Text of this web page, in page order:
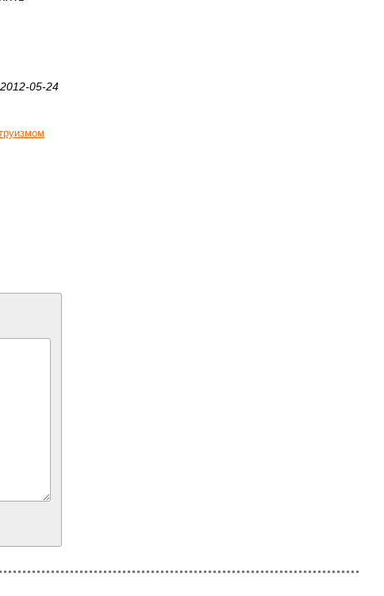
2012-05-24